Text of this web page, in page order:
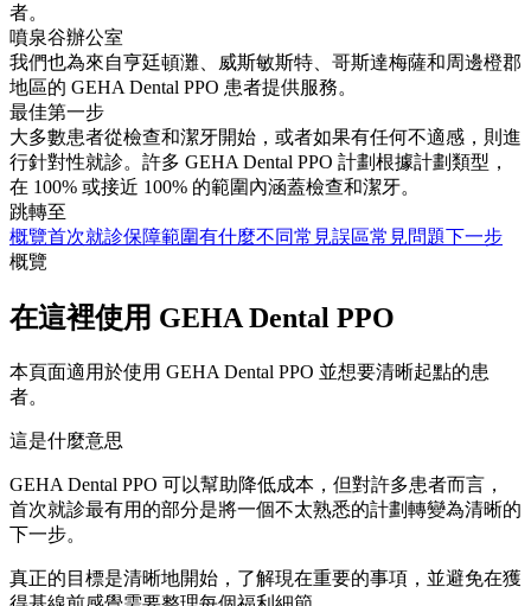
者。
噴泉谷辦公室
我們也為來自亨廷頓灘、威斯敏斯特、哥斯達梅薩和周邊橙郡
地區的 GEHA Dental PPO 患者提供服務。
最佳第一步
大多數患者從檢查和潔牙開始，或者如果有任何不適感，則進
行針對性就診。許多 GEHA Dental PPO 計劃根據計劃類型，
在 100% 或接近 100% 的範圍內涵蓋檢查和潔牙。
跳轉至
概覽首次就診保障範圍有什麼不同常見誤區常見問題下一步
概覽
在這裡使用 GEHA Dental PPO
本頁面適用於使用 GEHA Dental PPO 並想要清晰起點的患
者。
這是什麼意思
GEHA Dental PPO 可以幫助降低成本，但對許多患者而言，
首次就診最有用的部分是將一個不太熟悉的計劃轉變為清晰的
下一步。
真正的目標是清晰地開始，了解現在重要的事項，並避免在獲